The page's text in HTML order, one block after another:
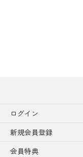
ログイン
新規会員登録
会員特典